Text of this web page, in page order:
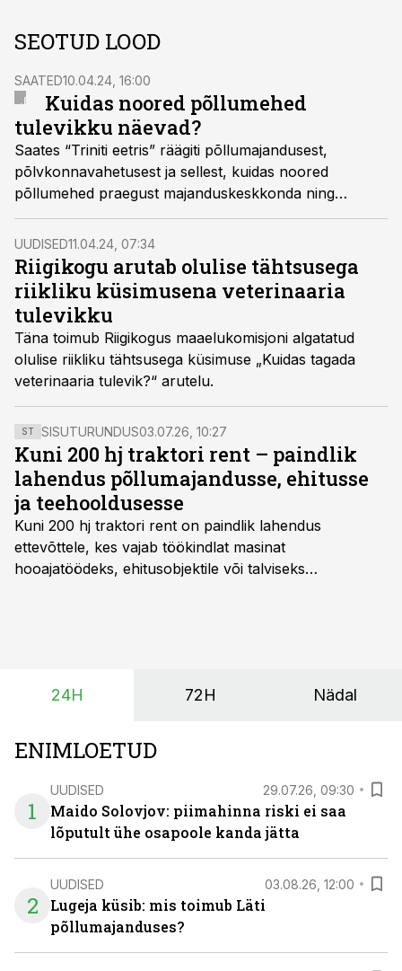
SEOTUD LOOD
SAATED10.04.24, 16:00
Kuidas noored põllumehed
tulevikku näevad?
Saates “Triniti eetris” räägiti põllumajandusest,
põlvkonnavahetusest ja sellest, kuidas noored
põllumehed praegust majanduskeskkonda ning
tulevikku näevad.
UUDISED11.04.24, 07:34
Riigikogu arutab olulise tähtsusega
riikliku küsimusena veterinaaria
tulevikku
Täna toimub Riigikogus maaelukomisjoni algatatud
olulise riikliku tähtsusega küsimuse „Kuidas tagada
veterinaaria tulevik?“ arutelu.
ST SISUTURUNDUS03.07.26, 10:27
Kuni 200 hj traktori rent – paindlik
lahendus põllumajandusse, ehitusse
ja teehooldusesse
Kuni 200 hj traktori rent on paindlik lahendus
ettevõttele, kes vajab töökindlat masinat
hooajatöödeks, ehitusobjektile või talviseks
on suurim ning iga töötund on oluline.
24H 72H Nädal
ENIMLOETUD
1
UUDISED 29.07.26, 09:30
Maido Solovjov: piimahinna riski ei saa
lõputult ühe osapoole kanda jätta
2
UUDISED 03.08.26, 12:00
Lugeja küsib: mis toimub Läti
põllumajanduses?